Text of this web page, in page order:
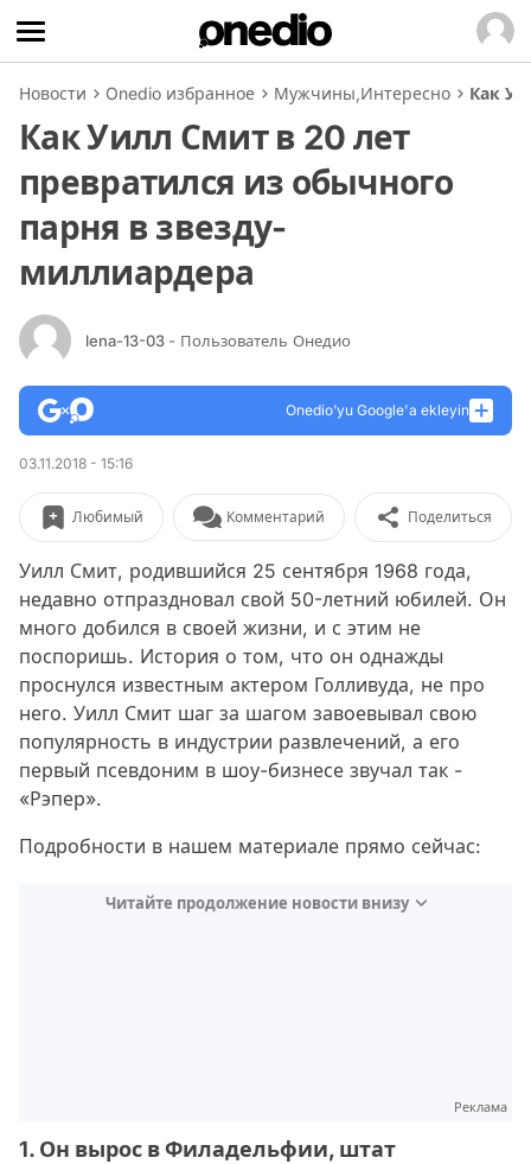
Новости Onedio избранное Мужчины,Интересно Как
Как Уилл Смит в 20 лет
превратился из обычного
парня в звезду-
миллиардера
lena-13-03 - Пользователь Онедио
Onedio’yu Google'a ekleyin
03.11.2018 - 15:16
Любимый Комментарий Поделиться
Уилл Смит, родившийся 25 сентября 1968 года,
недавно отпраздновал свой 50-летний юбилей. Он
много добился в своей жизни, и с этим не
поспоришь. История о том, что он однажды
проснулся известным актером Голливуда, не про
него. Уилл Смит шаг за шагом завоевывал свою
популярность в индустрии развлечений, а его
первый псевдоним в шоу-бизнесе звучал так -
«Рэпер».
Подробности в нашем материале прямо сейчас:
Читайте продолжение новости внизу
Реклама
1. Он вырос в Филадельфии, штат